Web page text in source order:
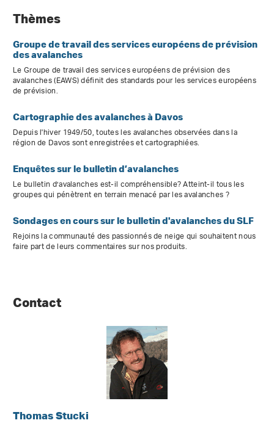
Thèmes
Groupe de travail des services européens de prévision
des avalanches
Le Groupe de travail des services européens de prévision des
avalanches (EAWS) définit des standards pour les services européens
de prévision.
Cartographie des avalanches à Davos
Depuis l'hiver 1949/50, toutes les avalanches observées dans la
région de Davos sont enregistrées et cartographiées.
Enquêtes sur le bulletin d’avalanches
Le bulletin d’avalanches est-il compréhensible? Atteint-il tous les
groupes qui pénètrent en terrain menacé par les avalanches ?
Sondages en cours sur le bulletin d'avalanches du SLF
Rejoins la communauté des passionnés de neige qui souhaitent nous
faire part de leurs commentaires sur nos produits.
Contact
Thomas Stucki